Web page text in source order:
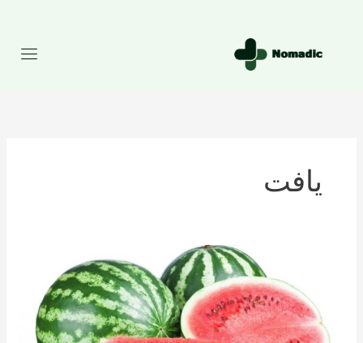
یافت
هندوانه